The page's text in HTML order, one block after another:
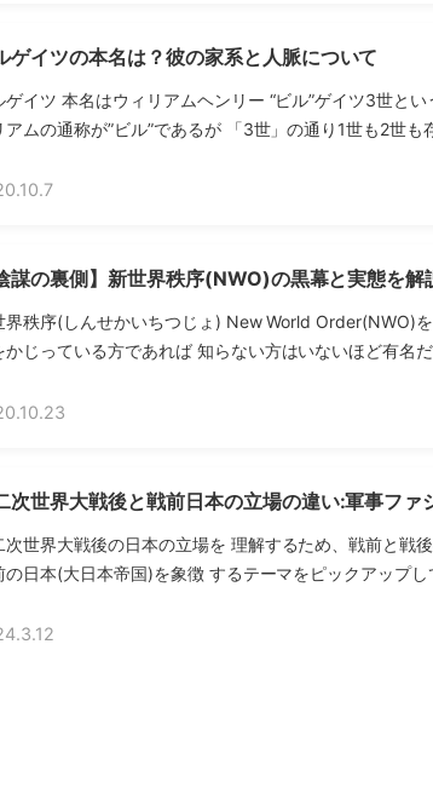
ゲイツの本名は？彼の家系と人脈について
ゲイツ 本名はウィリアムヘンリー “ビル”ゲイツ3世と
アムの通称が”ビル”であるが 「3世」の通り1世も2世も
謀の裏側】新世界秩序(NWO)の黒幕と実態を解
界秩序(しんせかいちつじょ) New World Order(NWO)
かじっている方であれば 知らない方はいないほど有名
次世界大戦後と戦前日本の立場の違い:軍事ファ
次世界大戦後の日本の立場を 理解するため、戦前と戦
の日本(大日本帝国)を象徴 するテーマをピックアップ